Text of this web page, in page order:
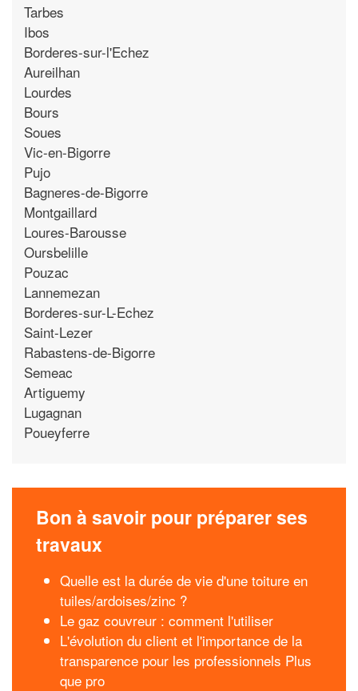
Tarbes
Ibos
Borderes-sur-l'Echez
Aureilhan
Lourdes
Bours
Soues
Vic-en-Bigorre
Pujo
Bagneres-de-Bigorre
Montgaillard
Loures-Barousse
Oursbelille
Pouzac
Lannemezan
Borderes-sur-L-Echez
Saint-Lezer
Rabastens-de-Bigorre
Semeac
Artiguemy
Lugagnan
Poueyferre
Bon à savoir pour préparer ses
travaux
Quelle est la durée de vie d'une toiture en
tuiles/ardoises/zinc ?
Le gaz couvreur : comment l'utiliser
L'évolution du client et l'importance de la
transparence pour les professionnels Plus
que pro